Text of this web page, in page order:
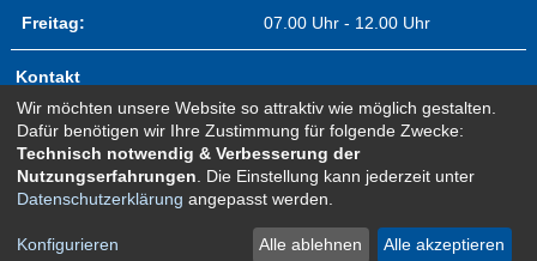
Freitag:
07.00 Uhr - 12.00 Uhr
Kontakt
Impressum
Erklärung zur Barrierefreiheit
Sitemap
Newsletter Anmeldung
Datenschutz
Wir möchten unsere Website so attraktiv wie möglich gestalten.
Dafür benötigen wir Ihre Zustimmung für folgende Zwecke:
Technisch notwendig & Verbesserung der
Nutzungserfahrungen . Die Einstellung kann jederzeit unter
Datenschutzerklärung angepasst werden.
Konfigurieren Alle ablehnen Alle akzeptieren